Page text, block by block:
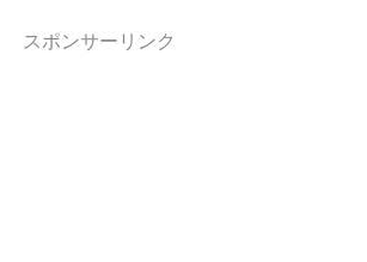
スポンサーリンク